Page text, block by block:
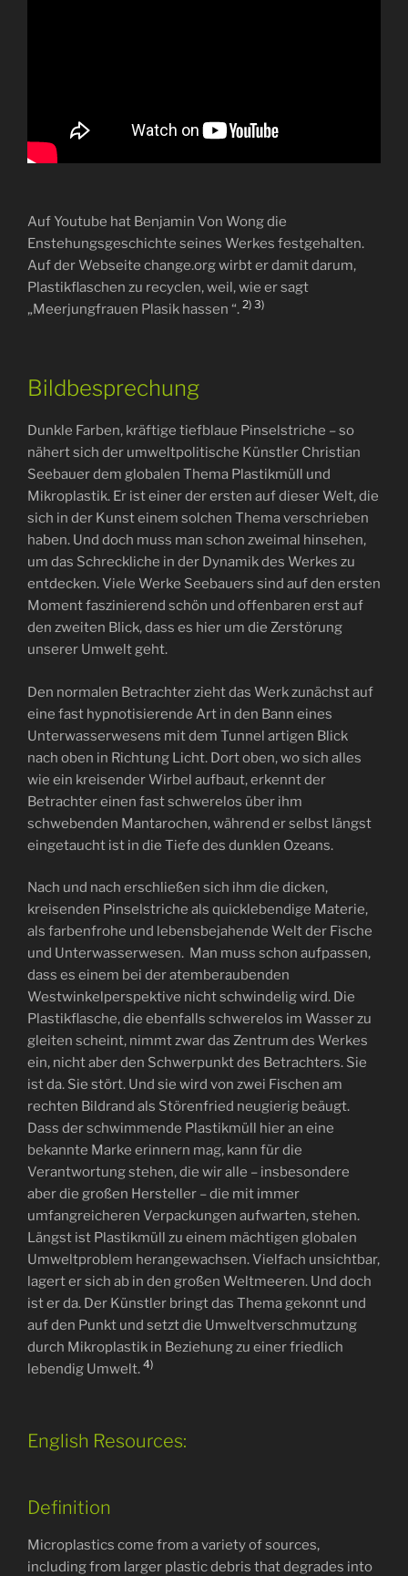
Auf Youtube hat Benjamin Von Wong die
Enstehungsgeschichte seines Werkes festgehalten.
Auf der Webseite change.org wirbt er damit darum,
Plastikflaschen zu recyclen, weil, wie er sagt
„Meerjungfrauen Plasik hassen “. 2) 3)
Bildbesprechung
Dunkle Farben, kräftige tiefblaue Pinselstriche – so
nähert sich der umweltpolitische Künstler Christian
Seebauer dem globalen Thema Plastikmüll und
Mikroplastik. Er ist einer der ersten auf dieser Welt, die
sich in der Kunst einem solchen Thema verschrieben
haben. Und doch muss man schon zweimal hinsehen,
um das Schreckliche in der Dynamik des Werkes zu
entdecken. Viele Werke Seebauers sind auf den ersten
Moment faszinierend schön und offenbaren erst auf
den zweiten Blick, dass es hier um die Zerstörung
unserer Umwelt geht.
Den normalen Betrachter zieht das Werk zunächst auf
eine fast hypnotisierende Art in den Bann eines
Unterwasserwesens mit dem Tunnel artigen Blick
nach oben in Richtung Licht. Dort oben, wo sich alles
wie ein kreisender Wirbel aufbaut, erkennt der
Betrachter einen fast schwerelos über ihm
schwebenden Mantarochen, während er selbst längst
eingetaucht ist in die Tiefe des dunklen Ozeans.
Nach und nach erschließen sich ihm die dicken,
kreisenden Pinselstriche als quicklebendige Materie,
als farbenfrohe und lebensbejahende Welt der Fische
und Unterwasserwesen. Man muss schon aufpassen,
dass es einem bei der atemberaubenden
Westwinkelperspektive nicht schwindelig wird. Die
Plastikflasche, die ebenfalls schwerelos im Wasser zu
gleiten scheint, nimmt zwar das Zentrum des Werkes
ein, nicht aber den Schwerpunkt des Betrachters. Sie
ist da. Sie stört. Und sie wird von zwei Fischen am
rechten Bildrand als Störenfried neugierig beäugt.
Dass der schwimmende Plastikmüll hier an eine
bekannte Marke erinnern mag, kann für die
Verantwortung stehen, die wir alle – insbesondere
aber die großen Hersteller – die mit immer
umfangreicheren Verpackungen aufwarten, stehen.
Längst ist Plastikmüll zu einem mächtigen globalen
Umweltproblem herangewachsen. Vielfach unsichtbar,
lagert er sich ab in den großen Weltmeeren. Und doch
ist er da. Der Künstler bringt das Thema gekonnt und
auf den Punkt und setzt die Umweltverschmutzung
durch Mikroplastik in Beziehung zu einer friedlich
lebendig Umwelt. 4)
English Resources:
Definition
Microplastics come from a variety of sources,
including from larger plastic debris that degrades into